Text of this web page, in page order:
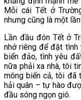
Mỗi cái Tết ở
nhưng cũng là một
Lần đầu đón Tết ở
nhớ riêng để đặt tình
biển đảo, tình yêu
nữa phải xa nhà, tôi
mông biển cả, tôi đã
hải quân – tự hào
đầu sóng ngọn gió.